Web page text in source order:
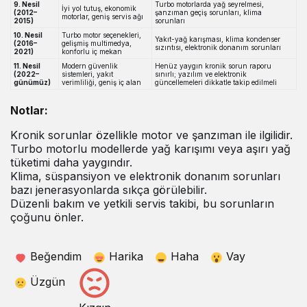
9. Nesil
(2012–
2015)
İyi yol tutuş, ekonomik
motorlar, geniş servis ağı
Turbo motorlarda yağ seyrelmesi,
şanzıman geçiş sorunları, klima
sorunları
10. Nesil
(2016–
2021)
Turbo motor seçenekleri,
gelişmiş multimedya,
konforlu iç mekan
Yakıt-yağ karışması, klima kondenser
sızıntısı, elektronik donanım sorunları
11. Nesil
(2022–
günümüz)
Modern güvenlik
sistemleri, yakıt
verimliliği, geniş iç alan
Henüz yaygın kronik sorun raporu
sınırlı; yazılım ve elektronik
güncellemeleri dikkatle takip edilmeli
Notlar:
Kronik sorunlar özellikle motor ve şanzıman ile ilgilidir.
Turbo motorlu modellerde yağ karışımı veya aşırı yağ
tüketimi daha yaygındır.
Klima, süspansiyon ve elektronik donanım sorunları
bazı jenerasyonlarda sıkça görülebilir.
Düzenli bakım ve yetkili servis takibi, bu sorunların
çoğunu önler.
Beğendim Harika Haha
Vay
Üzgün